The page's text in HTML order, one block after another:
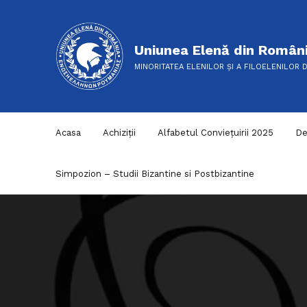
Uniunea Elenă din
MINORITATEA ELENILOR ȘI A FILOELENILOR
Acasa Achiziții Alfabetul Conviețuirii 2025
Simpozion – Studii Bizantine si Postbizantine